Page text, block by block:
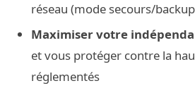
réseau (mode secours/
Maximiser votre
et vous protéger contre la
réglementés